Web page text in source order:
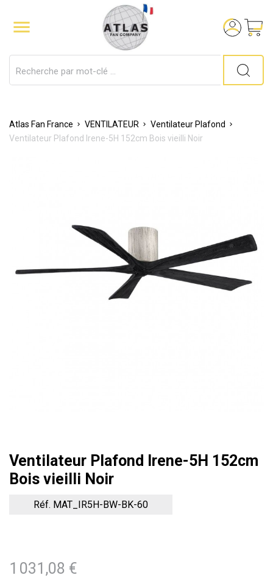

Atlas Fan France VENTILATEUR
Ventilateur Plafond
Ventilateur Plafond Irene-5H 152cm Bois vieilli Noir
Ventilateur Plafond Irene-5H 152cm
Bois vieilli Noir
Réf. MAT_IR5H-BW-BK-60
1 031,08 €